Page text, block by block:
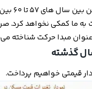
به
به ما کمکی نخواهد کرد.
مبدا حرکت شناخته
قیمتی خواهیم پرداخت.